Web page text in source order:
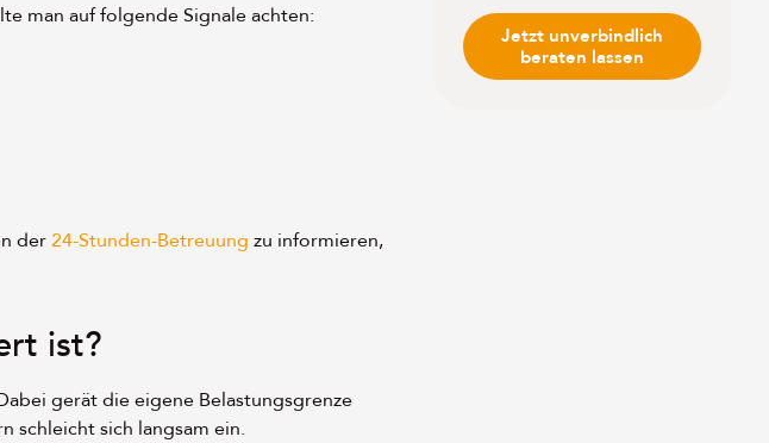
man auf folgende Signale achten:
der24-Stunden-Betreuung zu informieren,
ist?
gerät die eigene Belastungsgrenze
schleicht sich langsam ein.
Jetzt unverbindlich
beraten lassen